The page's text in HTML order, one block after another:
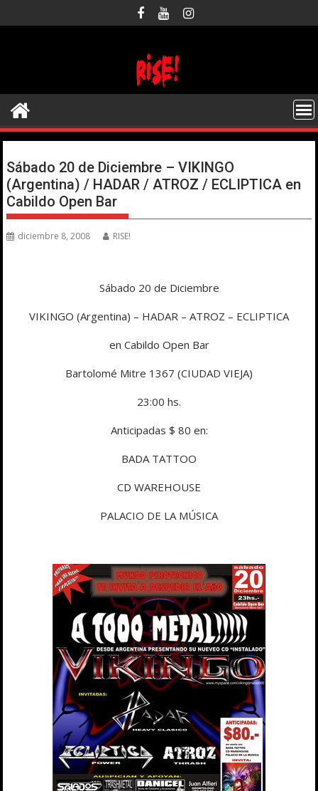
al
Sábado 20 de Diciembre – VIKINGO
(Argentina) / HADAR / ATROZ / ECLIPTICA en
Cabildo Open Bar
diciembre 8, 2008 RISE!
Sábado 20 de Diciembre
VIKINGO (Argentina) – HADAR – ATROZ – ECLIPTICA
en Cabildo Open Bar
Bartolomé Mitre 1367 (CIUDAD VIEJA)
23:00 hs.
Anticipadas $ 80 en:
BADA TATTOO
CD WAREHOUSE
PALACIO DE LA MÚSICA